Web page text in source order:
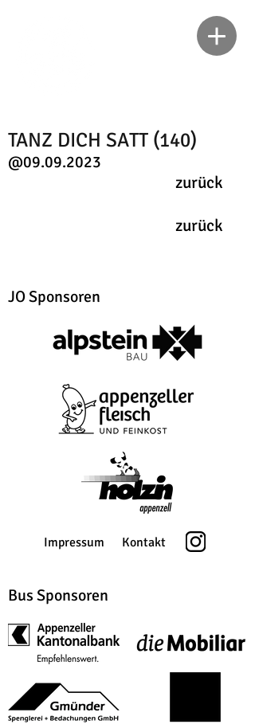
TANZ DICH SATT (140)
zurück
@09.09.2023
zurück
JO Sponsoren
Impressum Kontakt
Bus Sponsoren